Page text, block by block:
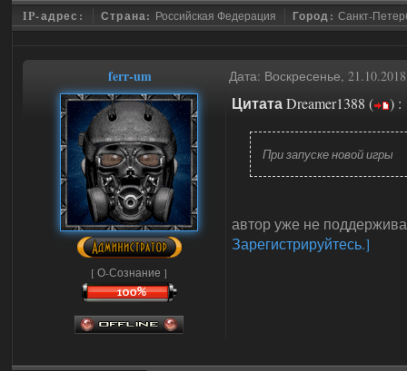
IP-адрес: Страна: Российская Федерация Город:Санкт-
ferr-um Дата: Воскресенье,
[ О-Сознание ]
ЦитатаDreamer1388 ( ) :
При запуске новой игры
автор уже не
Зарегистрируйтесь.]